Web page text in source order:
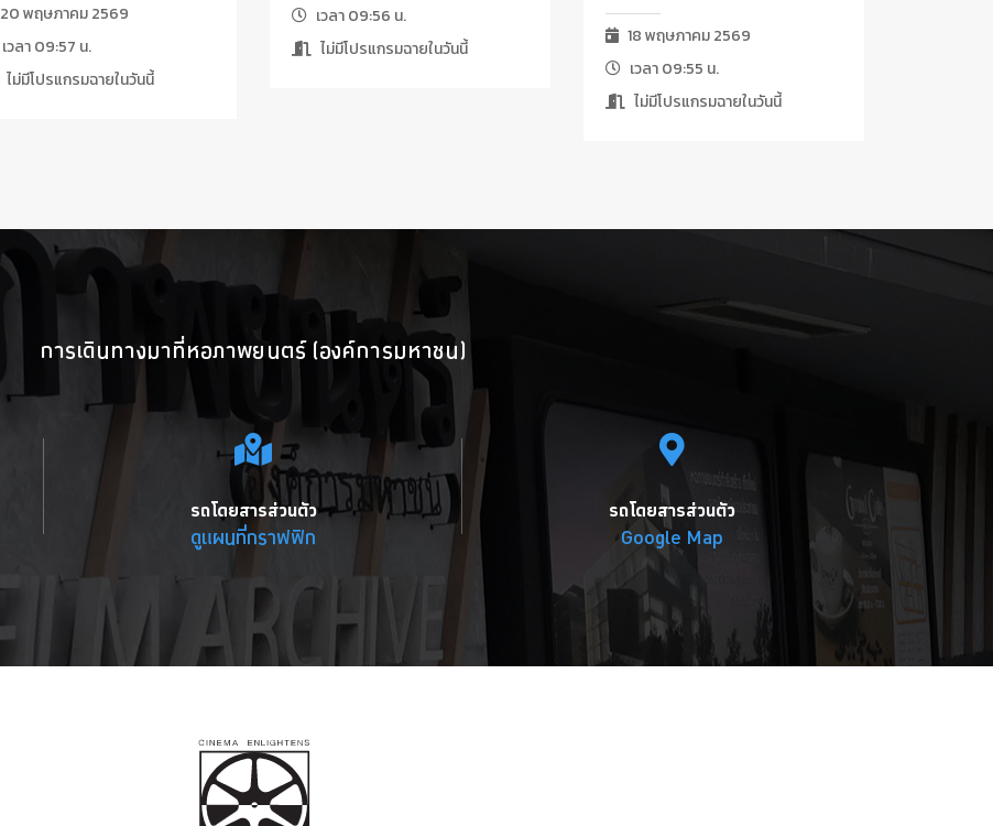
20 พฤษภาคม 2569
เวลา 09:57 น.
ไม่มีโปรแกรมฉายในวันนี้
เวลา 09:56 น.
ไม่มีโปรแกรมฉายในวันนี้
18 พฤษภาคม 2569
เวลา 09:55 น.
ไม่มีโปรแกรมฉายในวันนี้
การเดินทางมาที่หอภาพยนตร์ (องค์การมหาชน)
รถโดยสารส่วนตัว
ดูแผนที่กราฟฟิก
รถโดยสารส่วนตัว
Google Map